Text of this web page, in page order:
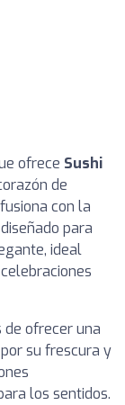
ofrece Sushi
de
con la
para
ideal
ofrecer una
su frescura y
los sentidos.